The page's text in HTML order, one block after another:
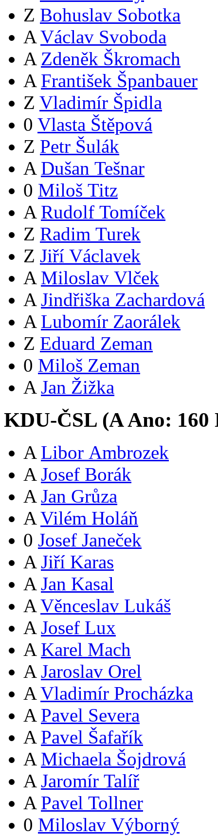
Z Bohuslav Sobotka
A Václav Svoboda
A Zdeněk Škromach
A František Španbauer
Z Vladimír Špidla
0 Vlasta Štěpová
Z Petr Šulák
A Dušan Tešnar
0 Miloš Titz
A Rudolf Tomíček
Z Radim Turek
Z Jiří Václavek
A Miloslav Vlček
A Jindřiška Zachardová
A Lubomír Zaorálek
Z Eduard Zeman
0 Miloš Zeman
A Jan Žižka
KDU-ČSL (AAno: 160
A Libor Ambrozek
A Josef Borák
A Jan Grůza
A Vilém Holáň
0 Josef Janeček
A Jiří Karas
A Jan Kasal
A Věnceslav Lukáš
A Josef Lux
A Karel Mach
A Jaroslav Orel
A Vladimír Procházka
A Pavel Severa
A Pavel Šafařík
A Michaela Šojdrová
A Jaromír Talíř
A Pavel Tollner
0 Miloslav Výborný